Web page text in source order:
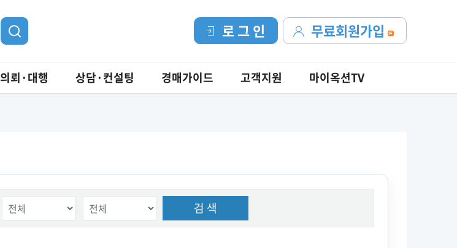
무료회원가입
로 그 인
의뢰·대행 상담·컨설팅 경매가이드 고객지원 마이옥션TV
검 색